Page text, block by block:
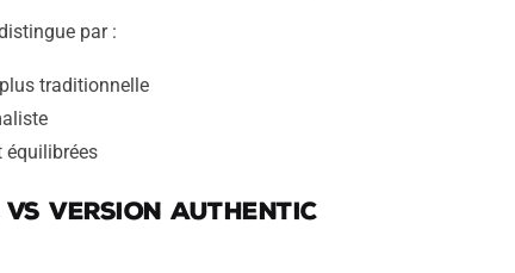
par :
traditionnelle
équilibrées
Version Authentic